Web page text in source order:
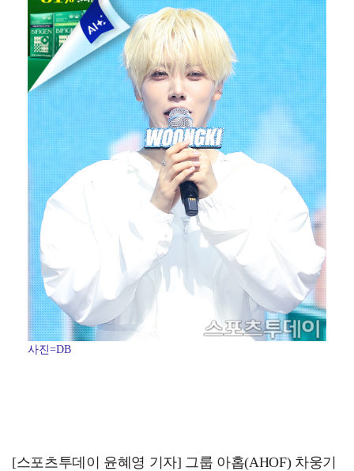
박문성 "축구협회 성접대 의혹? 사실이면 국제 망신…사…
폭로자 "황정민, 본인 말에 책임져야…내가 사생활에 초…
'주장 완장' 김민재, 한국 떠나기 전 뮌헨 동료들에게…
사진=DB
[스포츠투데이 윤혜영 기자] 그룹 아홉(AHOF) 차웅기